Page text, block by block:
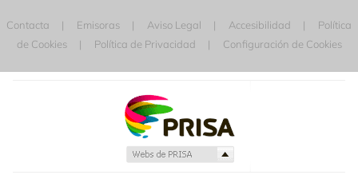
Contacta Emisoras Aviso Legal Accesibilidad
Política
de Cookies
Política de Privacidad Configuración de Cookies